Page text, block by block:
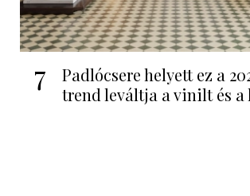
7
Padlócsere helyett ez a
trend leváltja a vinilt és a